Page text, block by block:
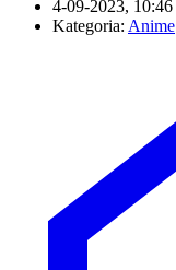
4-09-2023, 10:46
Kategoria: Anime